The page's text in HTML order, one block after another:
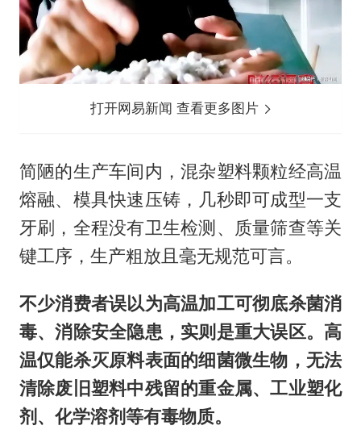
打开网易新闻 查看更多图片
简陋的生产车间内，混杂塑料颗粒经高温
熔融、模具快速压铸，几秒即可成型一支
牙刷，全程没有卫生检测、质量筛查等关
键工序，生产粗放且毫无规范可言。
不少消费者误以为高温加工可彻底杀菌消
毒、消除安全隐患，实则是重大误区。高
温仅能杀灭原料表面的细菌微生物，无法
清除废旧塑料中残留的重金属、工业塑化
剂、化学溶剂等有毒物质。